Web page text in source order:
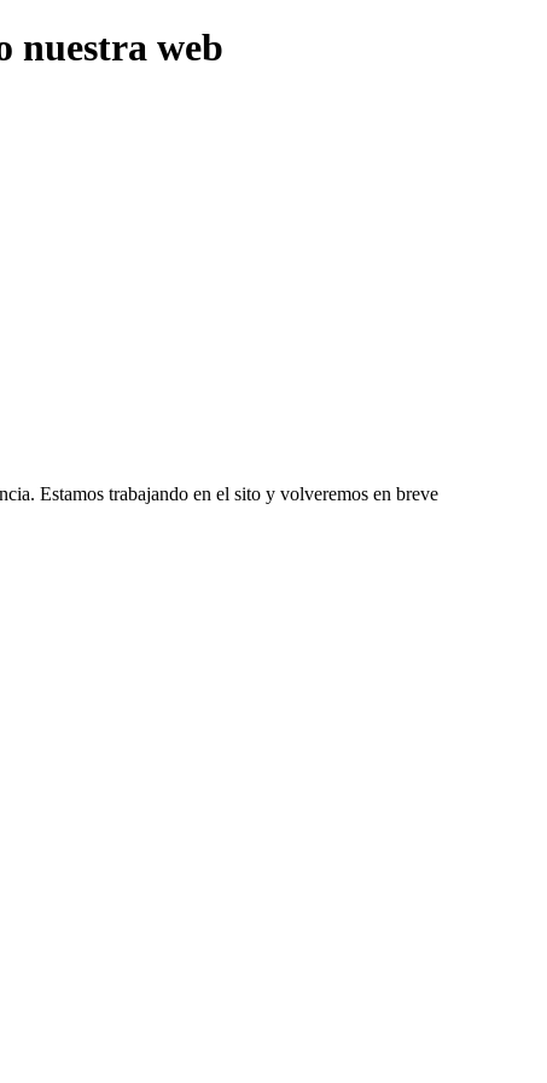
nuestra web
Estamos trabajando en el sito y volveremos en breve